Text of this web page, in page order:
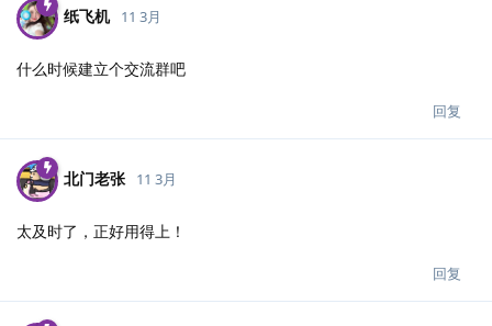
纸飞机 11 3月
什么时候建立个交流群吧
回复
北门老张 11 3月
太及时了，正好用得上！
回复